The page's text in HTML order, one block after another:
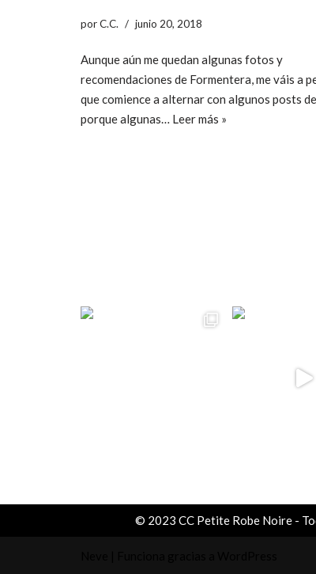
porC.C. junio 20, 2018
Aunque aún me quedan algunas fotos y
recomendaciones de Formentera, me váis a
que comience a alternar con algunos posts
porque algunas… Leer más »
© 2023 CC Petite Robe Noire -